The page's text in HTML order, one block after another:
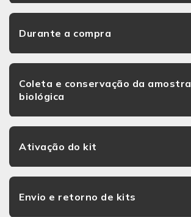
Durante a compra
Coleta e conservação da amostra
biológica
Ativação do kit
Envio e retorno de kits